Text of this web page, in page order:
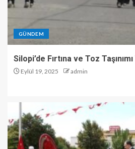
GÜNDEM
Silopi’de Fırtına ve Toz
Eylül 19, 2025 admin